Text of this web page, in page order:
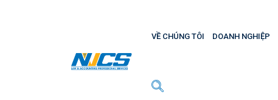
VỀ CHÚNG TÔI DOANH NGHIỆP